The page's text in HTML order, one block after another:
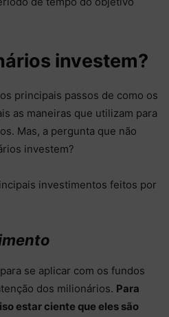
investem?
principais passos de como os
as maneiras que utilizam para
Mas, a pergunta que não
investem?
investimentos feitos por
se aplicar com os fundos
dos milionários. Para
estar ciente que eles são